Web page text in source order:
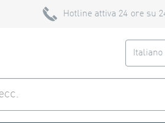
Hotline attiva 24 ore su
Italiano